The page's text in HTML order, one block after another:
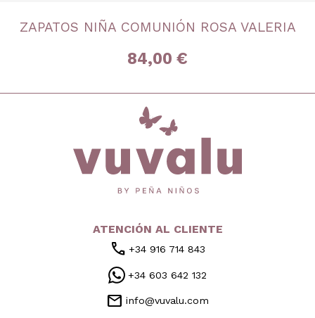
Nº 32 Nº 34 Nº 35 Nº 37 Nº 38
ZAPATOS NIÑA COMUNIÓN ROSA VALERIA
84,00 €
ATENCIÓN AL CLIENTE
call +34 916 714 843
+34 603 642 132
mail info@vuvalu.com